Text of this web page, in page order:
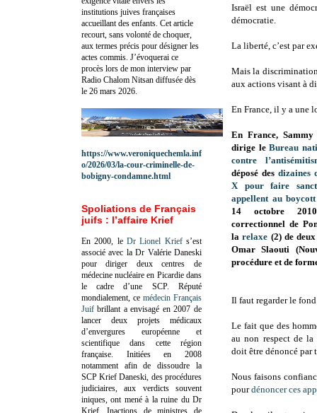
Israël est une
démocratie.
La liberté, c’est par
Mais la
aux actions visant à
En France, il y a une
En France,
dirige leBureau
contre
déposé desdizaines
X pour faire
appellent au
14 octobre
correctionnel de
larelaxe (2) de
Omar Slaouti
procédure et de
Il faut regarder le
Le fait que des
au non respect de la
doit être dénoncé
Nous faisons
pourdénoncer ces
institutions juives françaises
accueillant des enfants. Cet article
recourt, sans volonté de choquer,
aux termes précis pour désigner les
actes commis. J’évoquerai ce
procès lors de mon interview par
Radio Chalom Nitsan diffusée dès
le 26 mars 2026.
https://www.veroniquechemla.inf
o/2026/03/la-cour-criminelle-de-
bobigny-condamne.html
Spoliations de Français
juifs : l’affaire Krief
En 2000, le Dr Lionel Kriefs’est
associé avec la Dr Valérie Daneski
pour diriger deux centres de
médecine nucléaire en Picardie dans
le cadre d’une SCP. Réputé
mondialement, ce médecin Français
Juif brillant a envisagé en 2007 de
lancer deux projets médicaux
d’envergures européenne et
scientifique dans cette région
française. Initiées en 2008
notamment afin de dissoudre la
SCP Krief Daneski, des procédures
judiciaires, aux verdicts souvent
iniques, ont mené à la ruine du Dr
Krief.Inactions de ministres de